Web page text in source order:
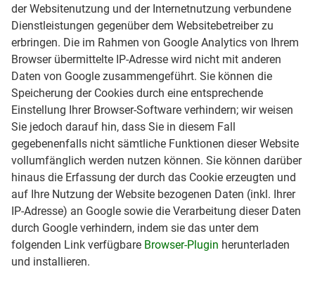
der Websitenutzung und der Internetnutzung verbundene
Dienstleistungen gegenüber dem Websitebetreiber zu
erbringen. Die im Rahmen von Google Analytics von Ihrem
Browser übermittelte IP-Adresse wird nicht mit anderen
Daten von Google zusammengeführt. Sie können die
Speicherung der Cookies durch eine entsprechende
Einstellung Ihrer Browser-Software verhindern; wir weisen
Sie jedoch darauf hin, dass Sie in diesem Fall
gegebenenfalls nicht sämtliche Funktionen dieser Website
vollumfänglich werden nutzen können. Sie können darüber
hinaus die Erfassung der durch das Cookie erzeugten und
auf Ihre Nutzung der Website bezogenen Daten (inkl. Ihrer
IP-Adresse) an Google sowie die Verarbeitung dieser Daten
durch Google verhindern, indem sie das unter dem
folgenden Link verfügbare Browser-Plugin herunterladen
und installieren.